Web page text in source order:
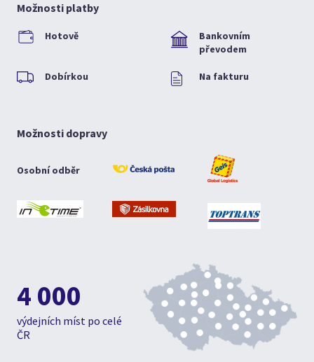
Možnosti platby
Hotově
Bankovním
převodem
Dobírkou Na fakturu
Možnosti dopravy
Osobní odběr
4 000
výdejních míst po celé
ČR